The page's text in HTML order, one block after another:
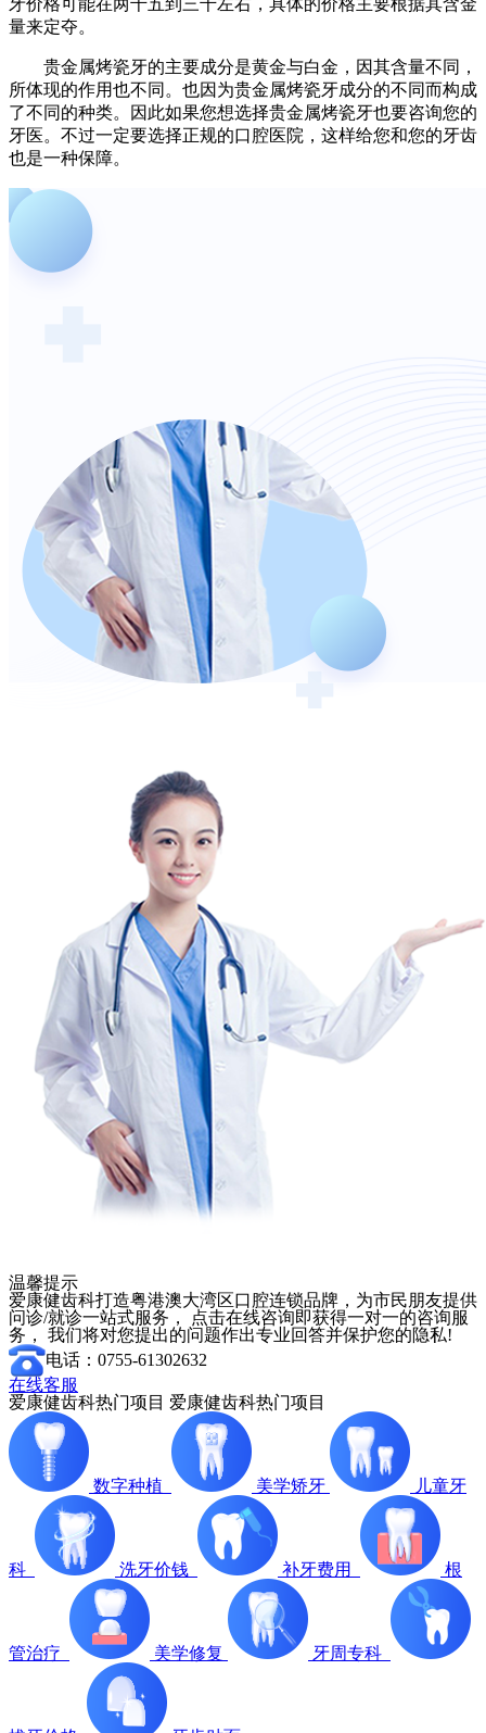
牙价格可能在两千五到三千左右，具体的价格主要根据其含金
量来定夺。
贵金属烤瓷牙的主要成分是黄金与白金，因其含量不同，
所体现的作用也不同。也因为贵金属烤瓷牙成分的不同而构成
了不同的种类。因此如果您想选择贵金属烤瓷牙也要咨询您的
牙医。不过一定要选择正规的口腔医院，这样给您和您的牙齿
也是一种保障。
温馨提示
爱康健齿科打造粤港澳大湾区口腔连锁品牌，为市民朋友提供
问诊/就诊一站式服务， 点击在线咨询即获得一对一的咨询服
务， 我们将对您提出的问题作出专业回答并保护您的隐私!
电话：0755-61302632
在线客服
爱康健齿科热门项目 爱康健齿科热门项目
数字种植 美学矫牙 儿童牙
科 洗牙价钱 补牙费用 根
管治疗 美学修复 牙周专科